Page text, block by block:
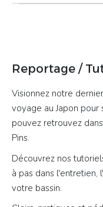
Reportage /
Visionnez notre
voyage au Japon
pouvez retrouvez
Pins.
Découvrez nos
à pas dans
votre bassin.